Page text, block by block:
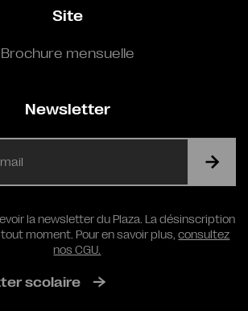
Site
Brochure mensuelle
Newsletter
RGPD
la newsletter du Plaza. La désinscription
moment. Pour en savoir plus,consultez
nos CGU.
scolaire